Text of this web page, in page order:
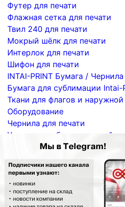
Футер для печати
Флажная сетка для печати
Твил 240 для печати
Мокрый шёлк для печати
Интерлок для печати
Шифон для печати
INTAI-PRINT Бумага / Чернила
Бумага для сублимации Intai-
Ткани для флагов и
Оборудование
Чернила для печати
Услуги по сублимационной